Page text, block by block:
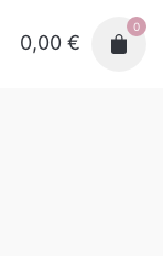
0,00 €
0